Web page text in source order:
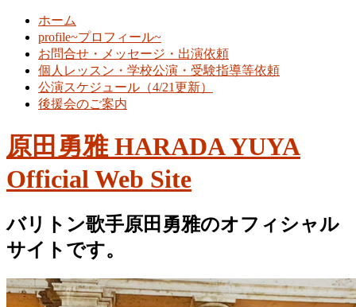
ホーム
profile~プロフィール~
お問合せ・メッセージ・出演依頼
個人レッスン・学校公演・受験指導等依頼
公演スケジュール（4/21更新）
後援会のご案内
原田勇雅 HARADA YUYA
Official Web Site
バリトン歌手原田勇雅のオフィシャル
サイトです。